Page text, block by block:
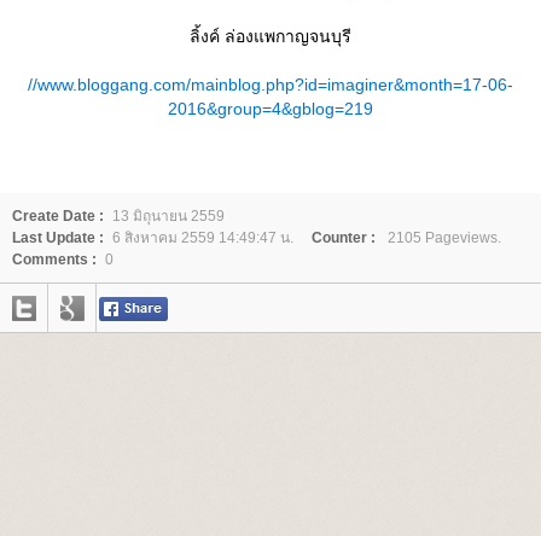
ลิ้งค์ ล่องแพกาญจนบุรี
//www.bloggang.com/mainblog.php?id=imaginer&month=17-06-
2016&group=4&gblog=219
Create Date :
13 มิถุนายน 2559
Last Update : 6 สิงหาคม 2559 14:49:47 น. Counter :
2105 Pageviews.
Comments : 0